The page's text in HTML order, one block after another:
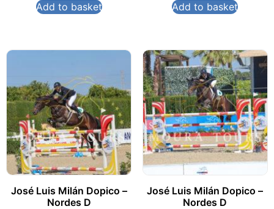
Add to basket Add to basket
José Luis Milán Dopico –
Nordes D
José Luis Milán Dopico –
Nordes D